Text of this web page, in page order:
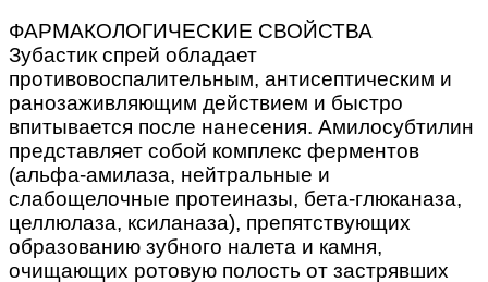
ФАРМАКОЛОГИЧЕСКИЕ СВОЙСТВА
Зубастик спрей обладает
противовоспалительным, антисептическим и
ранозаживляющим действием и быстро
впитывается после нанесения. Амилосубтилин
представляет собой комплекс ферментов
(альфа-амилаза, нейтральные и
слабощелочные протеиназы, бета-глюканаза,
целлюлаза, ксиланаза), препятствующих
образованию зубного налета и камня,
очищающих ротовую полость от застрявших